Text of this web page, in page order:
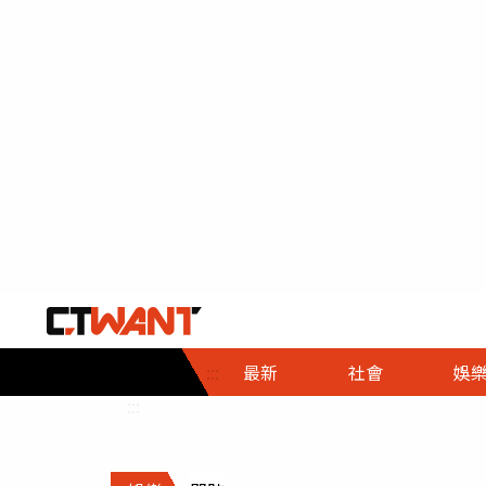
::: 最新 社會
社會首頁
時事
調查
娛樂
娛樂首頁
即時
財經首頁
熱線
政